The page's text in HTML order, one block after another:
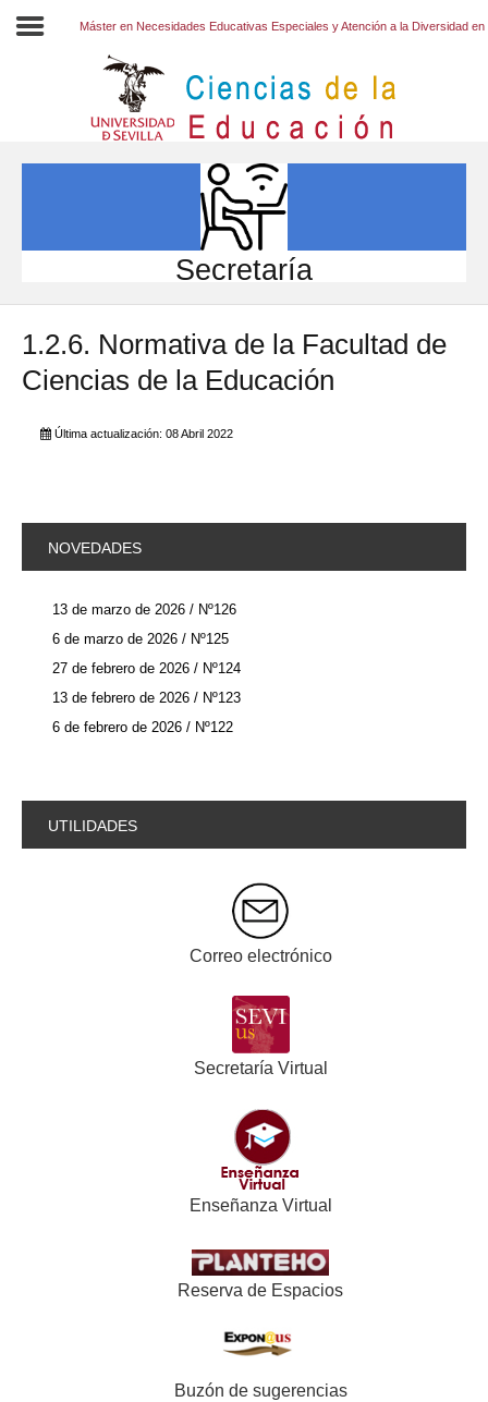
INVESTIGACIÓN
INTERNACIONAL
Directorio FCCE
Máster en Necesidades Educativas Especiales y Atención a la Diversidad en
Secretaría
1.2.6. Normativa de la Facultad de
Ciencias de la Educación
Última actualización: 08 Abril 2022
NOVEDADES
13 de marzo de 2026 / Nº126
6 de marzo de 2026 / Nº125
27 de febrero de 2026 / Nº124
13 de febrero de 2026 / Nº123
6 de febrero de 2026 / Nº122
UTILIDADES
Correo electrónico
Secretaría Virtual
Enseñanza Virtual
Reserva de Espacios
Buzón de sugerencias